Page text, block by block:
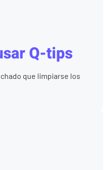
Q-tips
que limpiarse los